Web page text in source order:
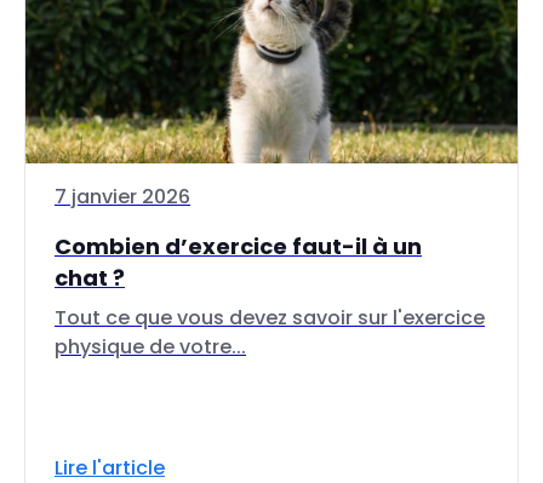
7 janvier 2026
Combien d’exercice faut-il à un
chat ?
Tout ce que vous devez savoir sur l'exercice
physique de votre...
Lire l'article